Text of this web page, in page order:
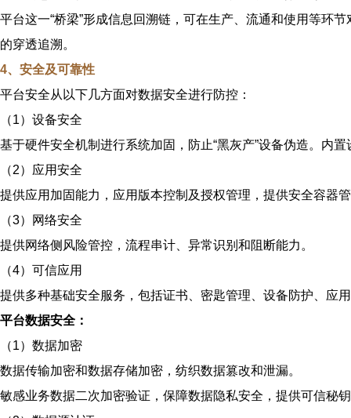
平台这一“桥梁”形成信息回溯链，可在生产、流通和使用等环
的穿透追溯。
4、安全及可靠性
平台安全从以下几方面对数据安全进行防控：
（1）设备安全
基于硬件安全机制进行系统加固，防止“黑灰产”设备伪造。内
（2）应用安全
提供应用加固能力，应用版本控制及授权管理，提供安全容器
（3）网络安全
提供网络侧风险管控，流程串计、异常识别和阻断能力。
（4）可信应用
提供多种基础安全服务，包括证书、密匙管理、设备防护、应
平台数据安全：
（1）数据加密
数据传输加密和数据存储加密，纺织数据篡改和泄漏。
敏感业务数据二次加密验证，保障数据隐私安全，提供可信秘